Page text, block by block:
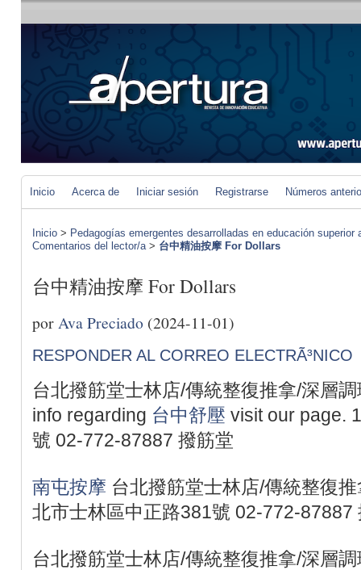
Inicio Acerca de Iniciar sesión Registrarse Números
Inicio > Pedagogías emergentes desarrolladas en educación
Comentarios del lector/a> 台中精油按摩 For Dollars
台中精油按摩 For Dollars
por Ava Preciado (2024-11-01)
RESPONDER AL CORREO ELECTRÃ³NICO
台北撥筋堂士林店/傳統整復推拿/深層
info regarding 台中舒壓 visit our page.
號 02-772-87887 撥筋堂
南屯按摩 台北撥筋堂士林店/傳統整復
北市士林區中正路381號 02-772-87887
台北撥筋堂士林店/傳統整復推拿/深層